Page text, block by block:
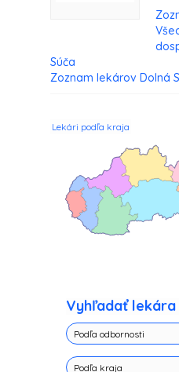
Súča
Zoznam lekárov Dolná
Lekári podľa kraja
Vyhľadať lekára